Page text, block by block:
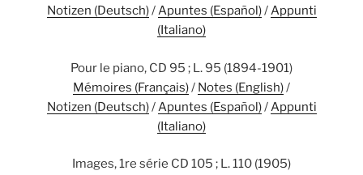
Notizen (Deutsch)/Apuntes (Español)/Appunti
(Italiano)
Pour le piano, CD 95 ; L. 95 (1894-1901)
Mémoires (Français)/ Notes (English)/
Notizen (Deutsch)/ Apuntes (Español)/ Appunti
(Italiano)
Images, 1re série CD 105 ; L. 110 (1905)